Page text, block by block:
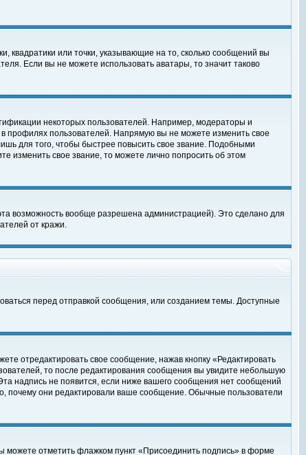
квадратики или точки, указывающие на то, сколько сообщений вы
Если вы не можете использовать аватары, то значит таково
некоторых пользователей. Например, модераторы и
профилях пользователей. Напрямую вы не можете изменить свое
для того, чтобы быстрее повысить свое звание. Подобными
изменить свое звание, то можете лично попросить об этом
возможность вообще разрешена администрацией). Это сделано для
от кражи.
перед отправкой сообщения, или созданием темы. Доступные
отредактировать свое сообщение, нажав кнопку «Редактировать
то после редактирования сообщения вы увидите небольшую
надпись не появится, если ниже вашего сообщения нет сообщений
почему они редактировали ваше сообщение. Обычные пользователи
можете отметить флажком пункт «Присоединить подпись» в форме